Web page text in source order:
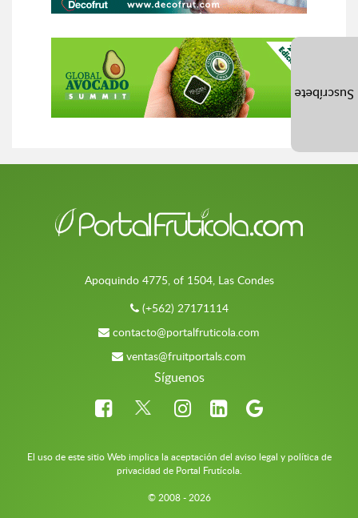
Apoquindo 4775, of 1504, Las Condes
(+562) 27171114
contacto@portalfruticola.com
ventas@fruitportals.com
Síguenos
El uso de este sitio Web implica la aceptación del aviso legal y política de
privacidad de Portal Frutícola.
© 2008 - 2026
Suscríbete